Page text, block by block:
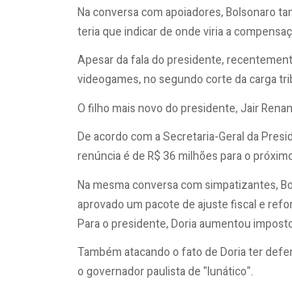
Na conversa com apoiadores, Bolsonaro
teria que indicar de onde viria a
Apesar da fala do presidente,
videogames, no segundo corte da carga
O filho mais novo do presidente, Jair
De acordo com a Secretaria-Geral da
renúncia é de R$ 36 milhões para o
Na mesma conversa com simpatizantes,
aprovado um pacote de ajuste fiscal e
Para o presidente, Doria aumentou
Também atacando o fato de Doria ter
o governador paulista de "lunático".